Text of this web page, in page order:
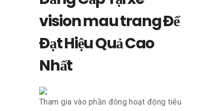
vision mau trang Để
Đạt Hiệu Quả Cao
Nhất
Tham gia vào phần đông hoạt động tiêu